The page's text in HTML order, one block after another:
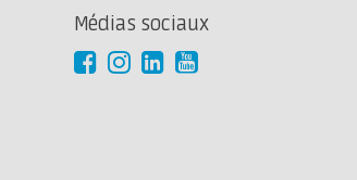
Médias sociaux